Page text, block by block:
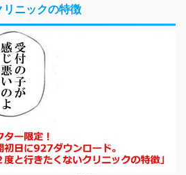
ニックの特徴